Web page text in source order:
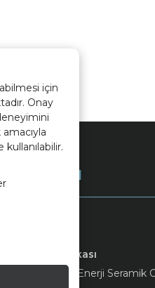
için
Onay
Kurumsal
ve Çerez Politikası
Turizm Enerji Seramik